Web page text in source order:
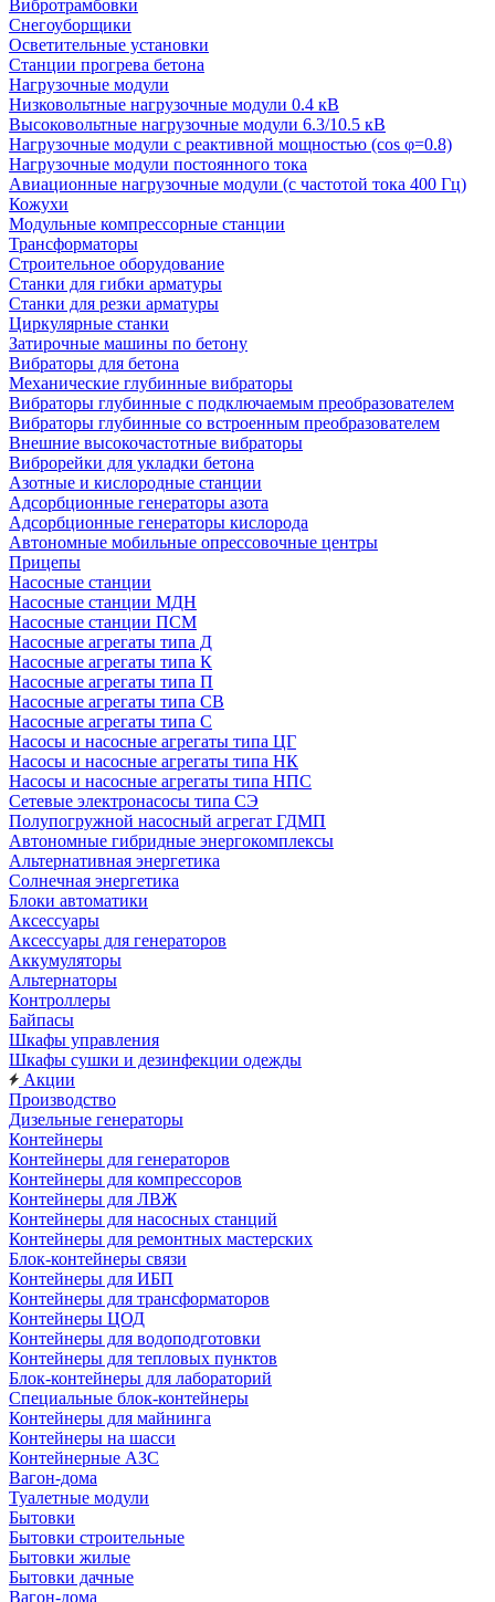
Вибротрамбовки
Снегоуборщики
Осветительные установки
Станции прогрева бетона
Нагрузочные модули
Низковольтные нагрузочные модули 0.4 кВ
Высоковольтные нагрузочные модули 6.3/10.5 кВ
Нагрузочные модули с реактивной мощностью (cos φ=0.8)
Нагрузочные модули постоянного тока
Авиационные нагрузочные модули (с частотой тока 400 Гц)
Кожухи
Модульные компрессорные станции
Трансформаторы
Строительное оборудование
Станки для гибки арматуры
Станки для резки арматуры
Циркулярные станки
Затирочные машины по бетону
Вибраторы для бетона
Механические глубинные вибраторы
Вибраторы глубинные с подключаемым преобразователем
Вибраторы глубинные со встроенным преобразователем
Внешние высокочастотные вибраторы
Виброрейки для укладки бетона
Азотные и кислородные станции
Адсорбционные генераторы азота
Адсорбционные генераторы кислорода
Автономные мобильные опрессовочные центры
Прицепы
Насосные станции
Насосные станции МДН
Насосные станции ПСМ
Насосные агрегаты типа Д
Насосные агрегаты типа К
Насосные агрегаты типа П
Насосные агрегаты типа СВ
Насосные агрегаты типа С
Насосы и насосные агрегаты типа ЦГ
Насосы и насосные агрегаты типа НК
Насосы и насосные агрегаты типа НПС
Сетевые электронасосы типа СЭ
Полупогружной насосный агрегат ГДМП
Автономные гибридные энергокомплексы
Альтернативная энергетика
Солнечная энергетика
Блоки автоматики
Аксессуары
Аксессуары для генераторов
Аккумуляторы
Альтернаторы
Контроллеры
Байпасы
Шкафы управления
Шкафы сушки и дезинфекции одежды
Акции
Производство
Дизельные генераторы
Контейнеры
Контейнеры для генераторов
Контейнеры для компрессоров
Контейнеры для ЛВЖ
Контейнеры для насосных станций
Контейнеры для ремонтных мастерских
Блок-контейнеры связи
Контейнеры для ИБП
Контейнеры для трансформаторов
Контейнеры ЦОД
Контейнеры для водоподготовки
Контейнеры для тепловых пунктов
Блок-контейнеры для лабораторий
Специальные блок-контейнеры
Контейнеры для майнинга
Контейнеры на шасси
Контейнерные АЗС
Вагон-дома
Туалетные модули
Бытовки
Бытовки строительные
Бытовки жилые
Бытовки дачные
Вагон-дома